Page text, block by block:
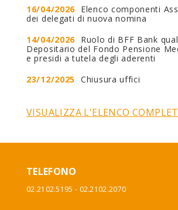
16/04/2026 Elenco componenti
dei delegati di nuova nomina
14/04/2026 Ruolo di BFF Bank
Depositario del Fondo Pensione
e presidi a tutela degli aderenti
23/12/2025 Chiusura uffici
VISUALIZZA L'ELENCO
TELEFONO
02.2102.5195 - 02.2102.2070